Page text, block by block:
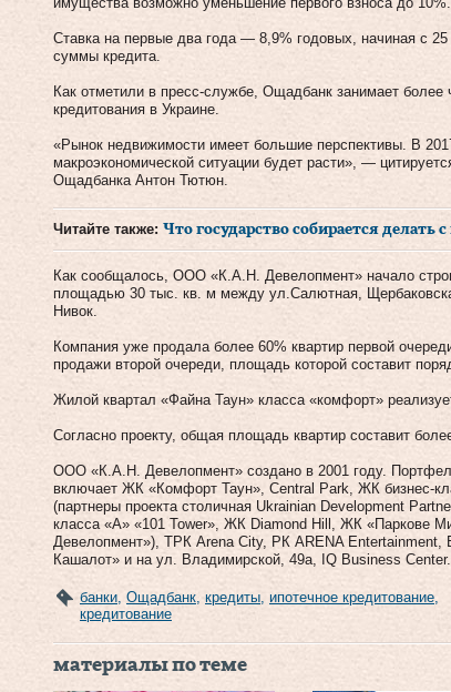
Ставка на первые два года — 8,9% годовых, начиная с
суммы кредита.
Как отметили в пресс-службе, Ощадбанк занимает
кредитования в Украине.
«Рынок недвижимости имеет большие перспективы. В
макроэкономической ситуации будет расти», —
Ощадбанка Антон Тютюн.
Читайте также: Что государство собирается делать
Как сообщалось, ООО «К.А.Н. Девелопмент» начало
площадью 30 тыс. кв. м между ул.Салютная,
Нивок.
Компания уже продала более 60% квартир первой
продажи второй очереди, площадь которой составит
Жилой квартал «Файна Таун» класса «комфорт»
Согласно проекту, общая площадь квартир составит
ООО «К.А.Н. Девелопмент» создано в 2001 году.
включает ЖК «Комфорт Таун», Central Park, ЖК бизнес-
(партнеры проекта столичная Ukrainian Development
класса «А» «101 Tower», ЖК Diamond Hill, ЖК «Паркове
Девелопмент»), ТРК Arena City, РК ARENA
Кашалот» и на ул. Владимирской, 49а, IQ Business Center.
банки Ощадбанк кредиты ипотечное кредитование
кредитование
материалы по теме